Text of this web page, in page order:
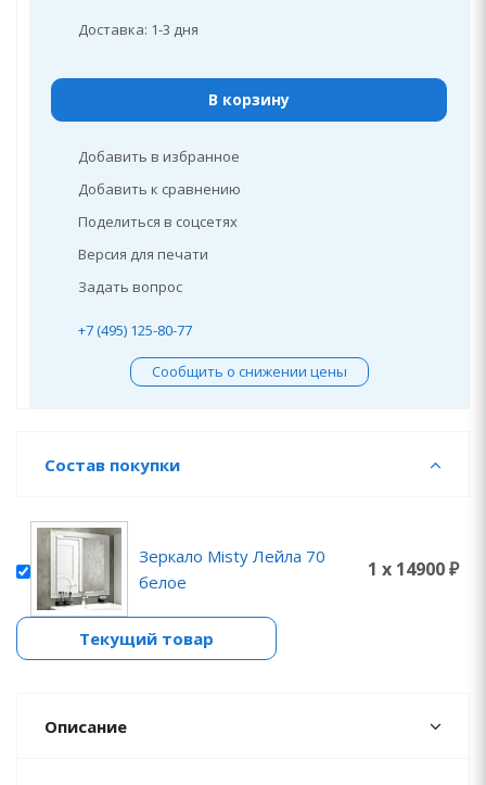
Доставка: 1-3 дня
В корзину
Добавить в избранное
Добавить к сравнению
Поделиться в соцсетях
Версия для печати
Задать вопрос
+7 (495) 125-80-77
Сообщить о снижении цены
Состав покупки
Зеркало Misty Лейла 70
белое
1 x 14900 ₽
Текущий товар
Описание